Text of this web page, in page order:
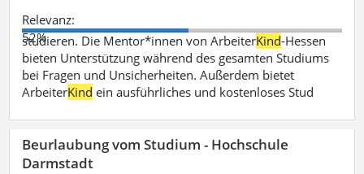
Relevanz:
52%
studieren. Die Mentor*innen von ArbeiterKind-Hessen
bieten Unterstützung während des gesamten Studiums
bei Fragen und Unsicherheiten. Außerdem bietet
ArbeiterKind ein ausführliches und kostenloses Stud
Beurlaubung vom Studium - Hochschule
Darmstadt